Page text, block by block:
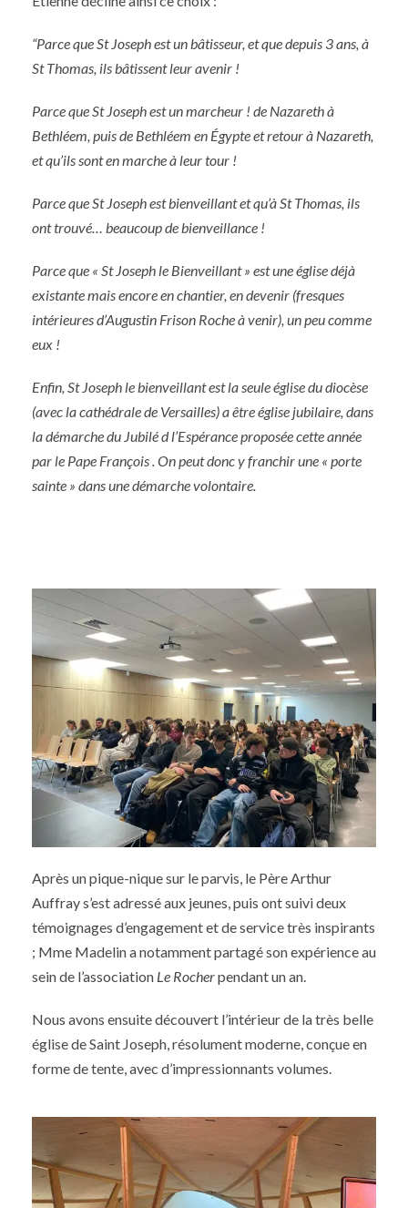
“Parce que St Joseph est un bâtisseur, et que depuis 3 ans, à
St Thomas, ils bâtissent leur avenir !
Parce que St Joseph est un marcheur ! de Nazareth à
Bethléem, puis de Bethléem en Égypte et retour à Nazareth,
et qu’ils sont en marche à leur tour !
Parce que St Joseph est bienveillant et qu’à St Thomas, ils
ont trouvé… beaucoup de bienveillance !
Parce que « St Joseph le Bienveillant » est une église déjà
existante mais encore en chantier, en devenir (fresques
intérieures d’Augustin Frison Roche à venir), un peu comme
eux !
Enfin, St Joseph le bienveillant est la seule église du diocèse
(avec la cathédrale de Versailles) a être église jubilaire, dans
la démarche du Jubilé d l’Espérance proposée cette année
par le Pape François . On peut donc y franchir une « porte
sainte » dans une démarche volontaire.
Après un pique-nique sur le parvis, le Père Arthur
Auffray s’est adressé aux jeunes, puis ont suivi deux
témoignages d’engagement et de service très inspirants
; Mme Madelin a notamment partagé son expérience au
sein de l’association Le Rocherpendant un an.
Nous avons ensuite découvert l’intérieur de la très belle
église de Saint Joseph, résolument moderne, conçue en
forme de tente, avec d’impressionnants volumes.